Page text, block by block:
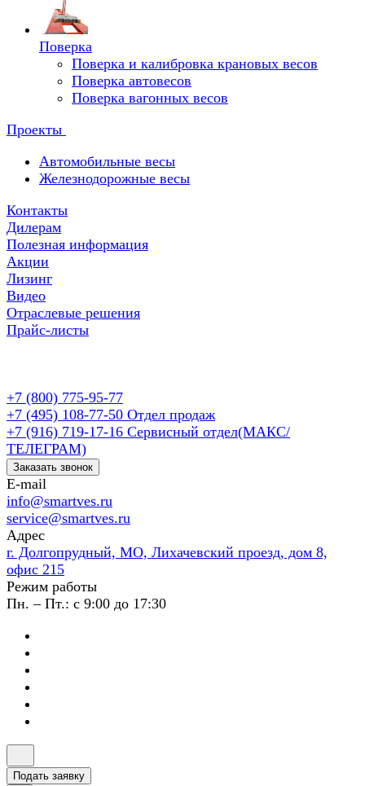
Поверка
Поверка и калибровка крановых весов
Поверка автовесов
Поверка вагонных весов
Проекты
Автомобильные весы
Железнодорожные весы
Контакты
Дилерам
Полезная информация
Акции
Лизинг
Видео
Отраслевые решения
Прайс-листы
+7 (800) 775-95-77
+7 (495) 108-77-50 Отдел продаж
+7 (916) 719-17-16 Сервисный отдел(МАКС/
ТЕЛЕГРАМ)
Заказать звонок
E-mail
info@smartves.ru
service@smartves.ru
Адрес
г. Долгопрудный, МО, Лихачевский проезд, дом 8,
офис 215
Режим работы
Пн. – Пт.: с 9:00 до 17:30
Подать заявку